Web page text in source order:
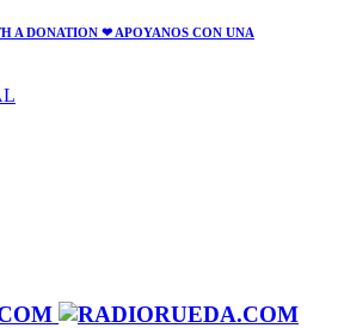
A DONATION ❤ APOYANOS CON UNA